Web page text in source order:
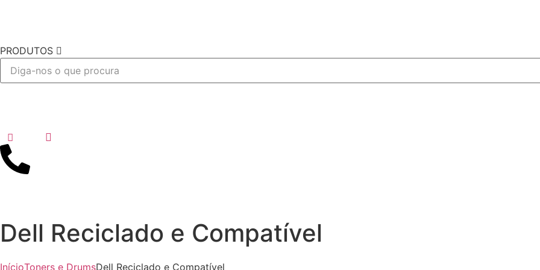
PRODUTOS
Dell Reciclado e Compatível
InícioToners e DrumsDell Reciclado e Compatível